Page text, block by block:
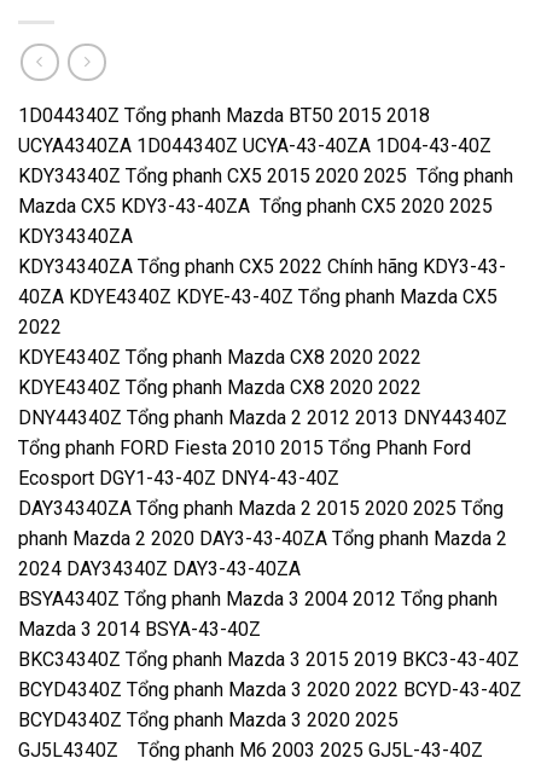
1D044340Z Tổng phanh Mazda BT50 2015 2018
UCYA4340ZA 1D044340Z UCYA-43-40ZA 1D04-43-40Z
KDY34340Z Tổng phanh CX5 2015 2020 2025 Tổng phanh
Mazda CX5 KDY3-43-40ZA Tổng phanh CX5 2020 2025
KDY34340ZA
KDY34340ZA Tổng phanh CX5 2022 Chính hãng KDY3-43-
40ZA KDYE4340Z KDYE-43-40Z Tổng phanh Mazda CX5
2022
KDYE4340Z Tổng phanh Mazda CX8 2020 2022
KDYE4340Z Tổng phanh Mazda CX8 2020 2022
DNY44340Z Tổng phanh Mazda 2 2012 2013 DNY44340Z
Tổng phanh FORD Fiesta 2010 2015 Tổng Phanh Ford
Ecosport DGY1-43-40Z DNY4-43-40Z
DAY34340ZA Tổng phanh Mazda 2 2015 2020 2025 Tổng
phanh Mazda 2 2020 DAY3-43-40ZA Tổng phanh Mazda 2
2024 DAY34340Z DAY3-43-40ZA
BSYA4340Z Tổng phanh Mazda 3 2004 2012 Tổng phanh
Mazda 3 2014 BSYA-43-40Z
BKC34340Z Tổng phanh Mazda 3 2015 2019 BKC3-43-40Z
BCYD4340Z Tổng phanh Mazda 3 2020 2022 BCYD-43-40Z
BCYD4340Z Tổng phanh Mazda 3 2020 2025
GJ5L4340Z Tổng phanh M6 2003 2025 GJ5L-43-40Z